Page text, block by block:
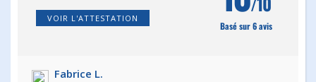
VOIR L'ATTESTATION
Basé sur 6 avis
Fabrice L.